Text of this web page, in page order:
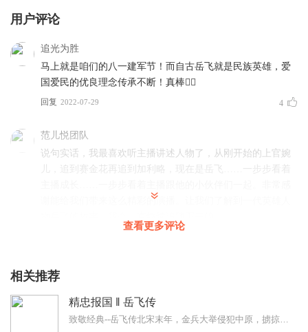
用户评论
追光为胜
马上就是咱们的八一建军节！而自古岳飞就是民族英雄，爱
国爱民的优良理念传承不断！真棒👍🏻
回复 2022-07-29 4
范儿悦团队
说句实话，我最喜欢听主播讲述人物了，从刚开始的上官婉
儿，追到赛金花再追到加利略，现在是岳飞……一步步看着
谢能给我们带来这么精彩的演播。让我们了解到一代英雄人
和风MW
娓道来，引人入胜。也不难听出主播不但有好听的声音，良
好的口才, 也具有深厚的文学知识的积累！
查看更多评论
相关推荐
精忠报国 ‖ 岳飞传
致敬经典--岳飞传北宋末年，金兵大举侵犯中原，掳掠了北宋徽宗、钦宗二帝，社会动荡不安，朝廷只得偏安江南，拥戴赵构（高宗）为帝。中原汤阴人氏岳飞精忠报国，在民间招...